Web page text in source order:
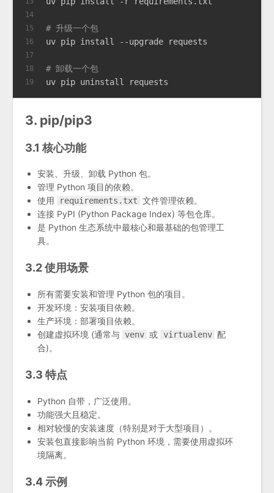
14
15
16
17
18
19
# 升级一个包
uv pip install --upgrade requests
# 卸载一个包
uv pip uninstall requests
3. pip/pip3
3.1 核心功能
安装、升级、卸载 Python 包。
管理 Python 项目的依赖。
使用
requirements.txt 文件管理依赖。
连接 PyPI (Python Package Index) 等包仓库。
是 Python 生态系统中最核心和最基础的包管理工
具。
3.2 使用场景
所有需要安装和管理 Python 包的项目。
开发环境：安装项目依赖。
生产环境：部署项目依赖。
创建虚拟环境 (通常与 venv 或 virtualenv 配
合)。
3.3 特点
Python 自带，广泛使用。
功能强大且稳定。
相对较慢的安装速度（特别是对于大型项目）。
安装包直接影响当前 Python 环境，需要使用虚拟环
境隔离。
3.4 示例